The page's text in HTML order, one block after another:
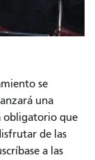
se
una
obligatorio que
de las
a las